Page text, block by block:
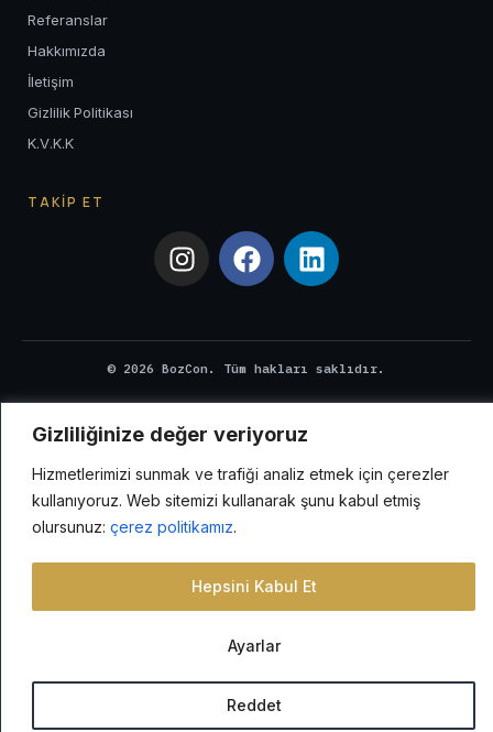
Gizliliğinize değer veriyoruz
Hizmetlerimizi sunmak ve trafiği analiz etmek için çerezler
kullanıyoruz. Web sitemizi kullanarak şunu kabul etmiş
olursunuz: çerez politikamız.
Ayarlar
Reddet
Hepsini Kabul Et
Referanslar
Hakkımızda
İletişim
Gizlilik Politikası
K.V.K.K
TAKİP ET
I
n
g
r
a
m
F
a
o
o
k
L
i
d
i
© 2026 BozCon. Tüm hakları saklıdır.